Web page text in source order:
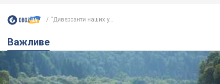
"Диверсанти наших у...
Важливе